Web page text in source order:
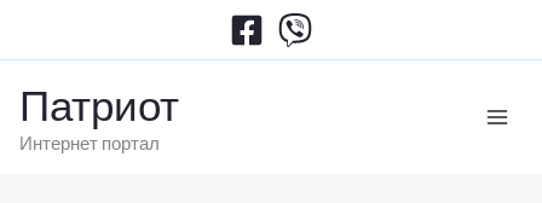
Патриот
Интернет портал